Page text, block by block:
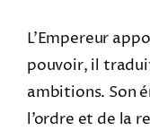
L’Empereur
pouvoir, il
ambitions. Son
l’ordre et de la